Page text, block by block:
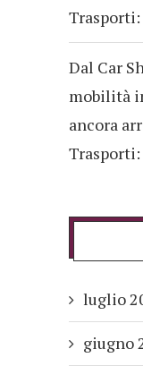
Dal Car
mobilità
ancora
luglio
giugno